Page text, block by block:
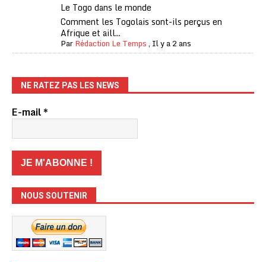
Le Togo dans le monde
Comment les Togolais sont-ils perçus en
Afrique et aill...
ParRédaction Le Temps, Il y a 2 ans
NE RATEZ PAS LES NEWS
E-mail*
NOUS SOUTENIR